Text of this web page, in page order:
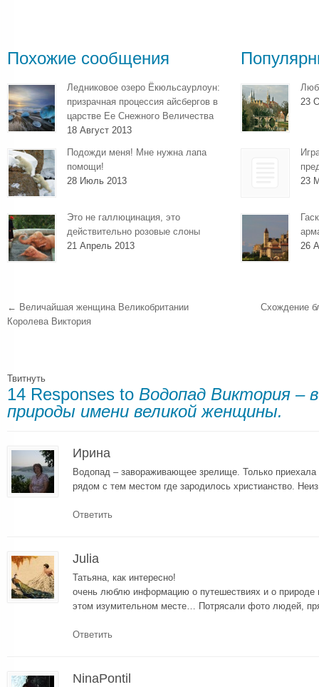
Похожие сообщения
Ледниковое озеро Ёкюльсаурлоун:
призрачная процессия айсбергов в
царстве Ее Снежного Величества
18 Август 2013
Подожди меня! Мне нужна лапа
помощи!
28 Июль 2013
Это не галлюцинация, это
действительно розовые слоны
21 Апрель 2013
23
23
26
← Величайшая женщина Великобритании
Королева Виктория
Схождение
Твитнуть
14 Responses to Водопад Виктория –
природы имени великой женщины.
Ирина
Водопад – завораживающее зрелище. Только
рядом с тем местом где зародилось христианство.
Ответить
Julia
Татьяна, как интересно!
очень люблю информацию о путешествиях и о природе
этом изумительном месте… Потрясали фото людей,
Ответить
NinaPontil